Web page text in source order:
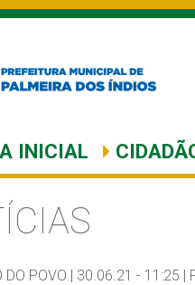
INICIAL
DO POVO | 30.06.21 - 11:25 |